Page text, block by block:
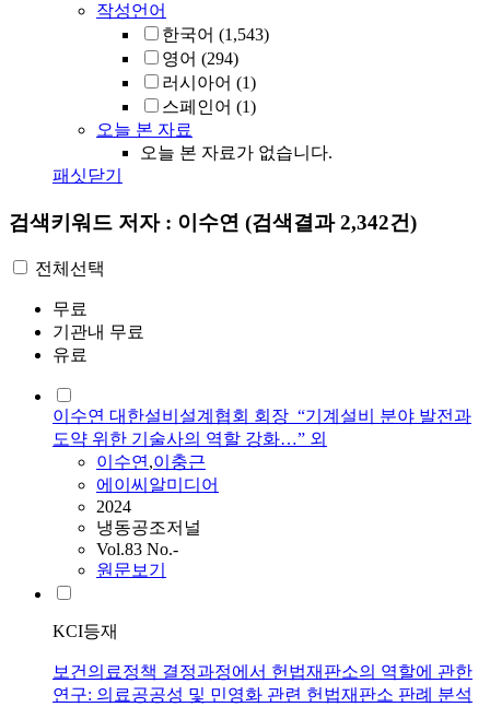
작성언어
한국어 (1,543)
영어 (294)
러시아어 (1)
스페인어 (1)
오늘 본 자료
오늘 본 자료가 없습니다.
패싯닫기
검색키워드 저자 : 이수연 (검색결과 2,342건)
전체선택
무료
기관내 무료
유료
이수연 대한설비설계협회 회장_“기계설비 분야 발전과
도약 위한 기술사의 역할 강화…” 외
이수연,이충근
에이씨알미디어
2024
냉동공조저널
Vol.83 No.-
원문보기
KCI등재
보건의료정책 결정과정에서 헌법재판소의 역할에 관한
연구: 의료공공성 및 민영화 관련 헌법재판소 판례 분석